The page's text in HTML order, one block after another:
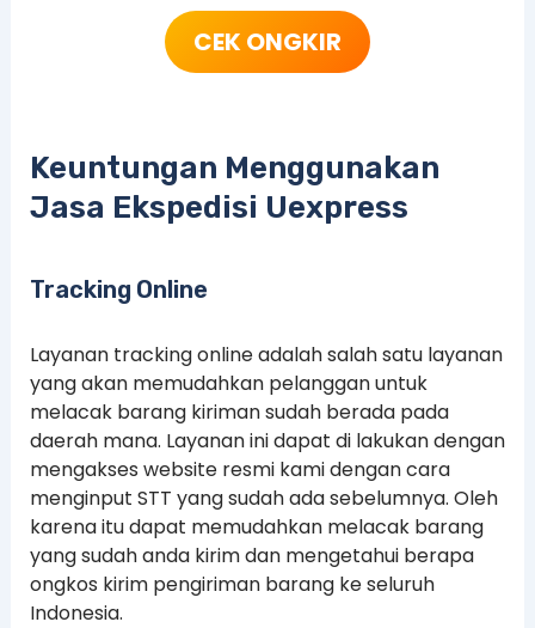
CEK ONGKIR
Keuntungan Menggunakan
Jasa Ekspedisi Uexpress
Tracking Online
Layanan tracking online adalah salah satu layanan
yang akan memudahkan pelanggan untuk
melacak barang kiriman sudah berada pada
daerah mana. Layanan ini dapat di lakukan dengan
mengakses website resmi kami dengan cara
menginput STT yang sudah ada sebelumnya. Oleh
karena itu dapat memudahkan melacak barang
yang sudah anda kirim dan mengetahui berapa
ongkos kirim pengiriman barang ke seluruh
Indonesia.